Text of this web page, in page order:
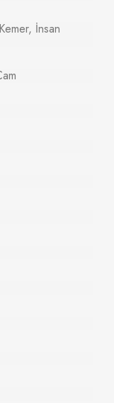
İnsan